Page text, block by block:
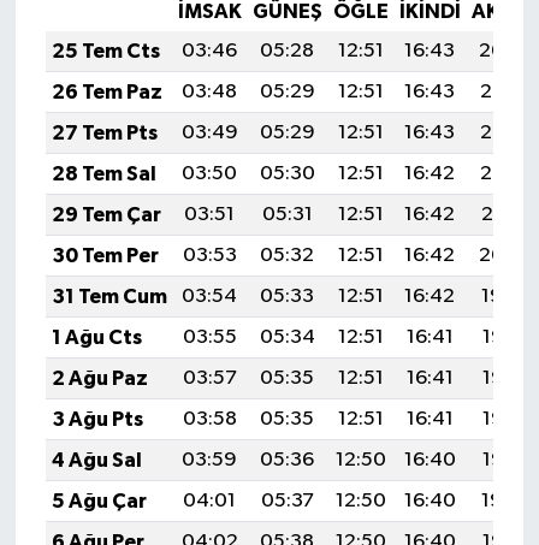
İMSAK GÜNEŞ ÖĞLE İKINDI
25 Tem Cts
03:46 05:28 12:51 16:43
20:04
26 Tem Paz
03:48 05:29 12:51 16:43
20:03
27 Tem Pts
03:49 05:29 12:51 16:43
20:02
28 Tem Sal
03:50 05:30 12:51 16:42
20:02
29 Tem Çar
03:51 05:31 12:51 16:42
20:01
30 Tem Per
03:53 05:32 12:51 16:42
20:00
31 Tem Cum
03:54 05:33 12:51 16:42
19:59
1 Ağu Cts
03:55 05:34 12:51 16:41
19:58
2 Ağu Paz
03:57 05:35 12:51 16:41
19:57
3 Ağu Pts
03:58 05:35 12:51 16:41
19:56
4 Ağu Sal
03:59 05:36 12:50 16:40
19:55
5 Ağu Çar
04:01 05:37 12:50 16:40
19:54